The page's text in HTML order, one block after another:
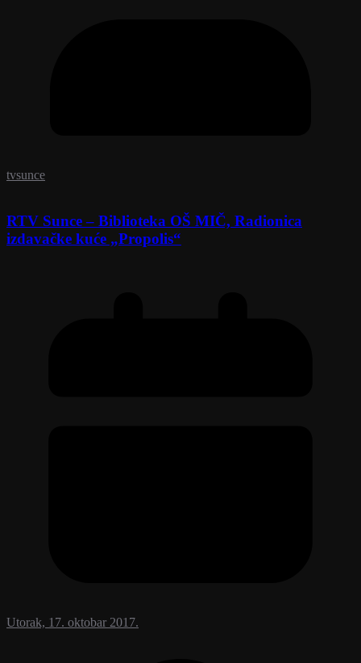
tvsunce
RTV Sunce – Biblioteka OŠ MIČ, Radionica
izdavačke kuće „Propolis“
Utorak, 17. oktobar 2017.